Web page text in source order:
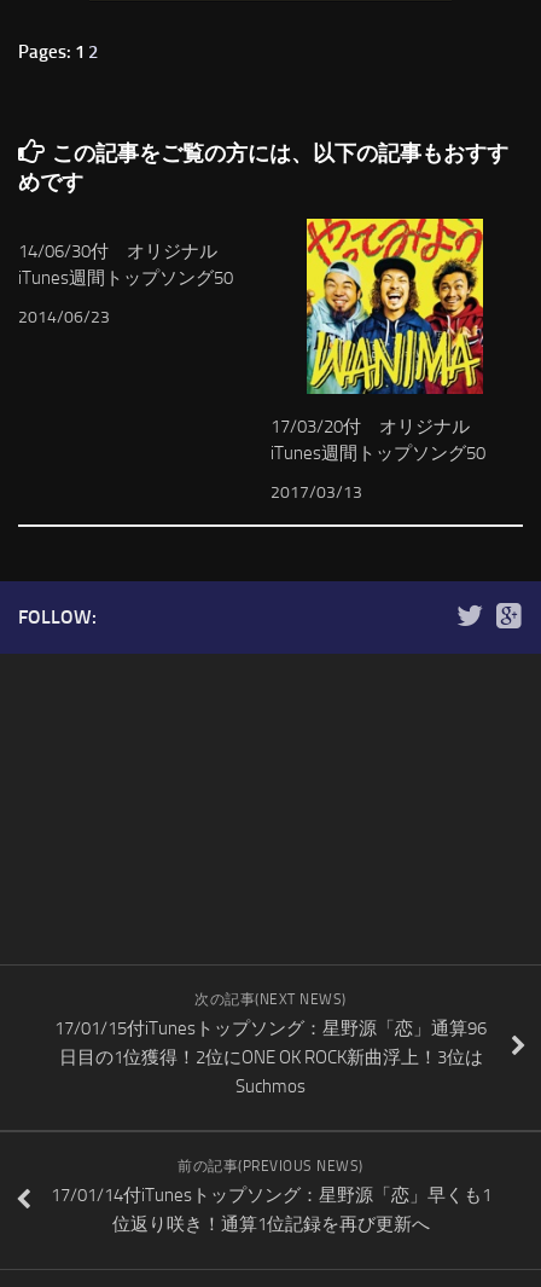
Pages: 1 2
この記事をご覧の方には、以下の記事もおすす
めです
14/06/30付 オリジナル
iTunes週間トップソング50
2014/06/23
17/03/20付 オリジナル
iTunes週間トップソング50
2017/03/13
FOLLOW:
次の記事(NEXT NEWS)
17/01/15付iTunesトップソング：星野源「恋」通算96
日目の1位獲得！2位にONE OK ROCK新曲浮上！3位は
Suchmos
前の記事(PREVIOUS NEWS)
17/01/14付iTunesトップソング：星野源「恋」早くも1
位返り咲き！通算1位記録を再び更新へ